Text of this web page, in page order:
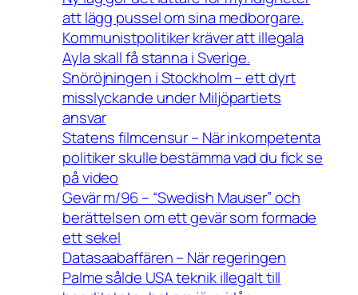
att lägg pussel om sina medborgare.
Kommunistpolitiker kräver att illegala
Ayla skall få stanna i Sverige.
Snöröjningen i Stockholm – ett dyrt
misslyckande under Miljöpartiets
ansvar
Statens filmcensur – När inkompetenta
politiker skulle bestämma vad du fick se
på video
Gevär m/96 – “Swedish Mauser” och
berättelsen om ett gevär som formade
ett sekel
Datasaabaffären – När regeringen
Palme sålde USA teknik illegalt till